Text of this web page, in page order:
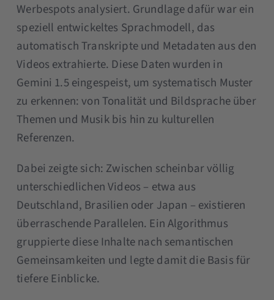
Werbespots analysiert. Grundlage dafür war ein
speziell entwickeltes Sprachmodell, das
automatisch Transkripte und Metadaten aus den
Videos extrahierte. Diese Daten wurden in
Gemini 1.5 eingespeist, um systematisch Muster
zu erkennen: von Tonalität und Bildsprache über
Themen und Musik bis hin zu kulturellen
Referenzen.
Dabei zeigte sich: Zwischen scheinbar völlig
unterschiedlichen Videos – etwa aus
Deutschland, Brasilien oder Japan – existieren
überraschende Parallelen. Ein Algorithmus
gruppierte diese Inhalte nach semantischen
Gemeinsamkeiten und legte damit die Basis für
tiefere Einblicke.